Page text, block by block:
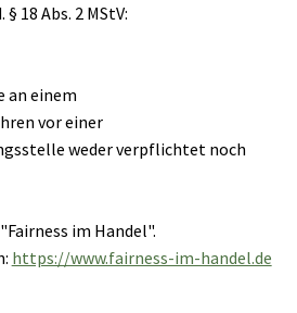
18 Abs. 2 MStV:
an einem
vor einer
weder verpflichtet noch
im Handel".
https://www.fairness-im-handel.de